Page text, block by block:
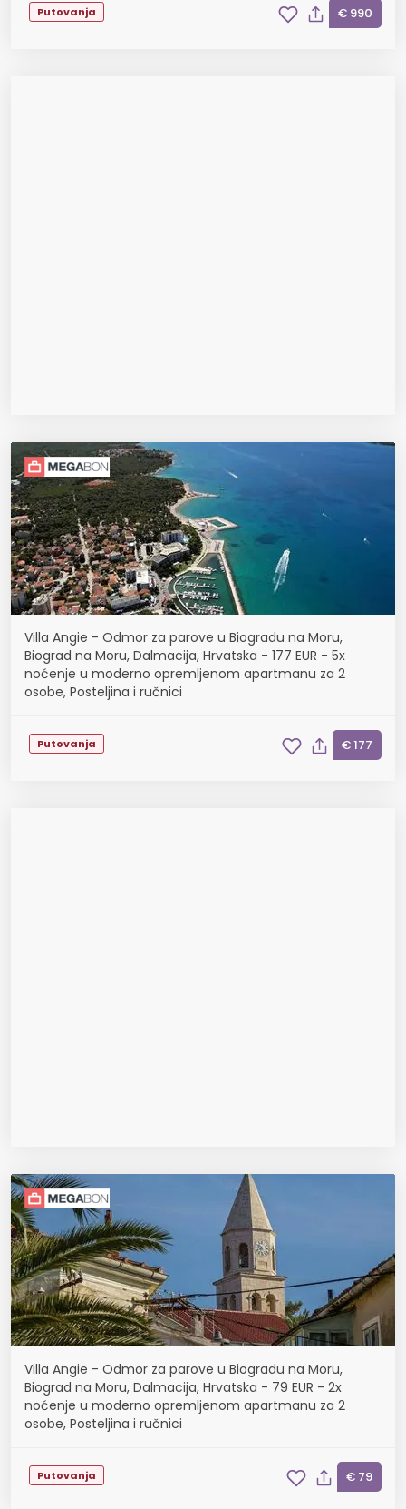
Putovanja € 990
Villa Angie - Odmor za parove u Biogradu na Moru,
Biograd na Moru, Dalmacija, Hrvatska - 177 EUR - 5x
noćenje u moderno opremljenom apartmanu za 2
osobe, Posteljina i ručnici
Putovanja € 177
Villa Angie - Odmor za parove u Biogradu na Moru,
Biograd na Moru, Dalmacija, Hrvatska - 79 EUR - 2x
noćenje u moderno opremljenom apartmanu za 2
osobe, Posteljina i ručnici
Putovanja € 79